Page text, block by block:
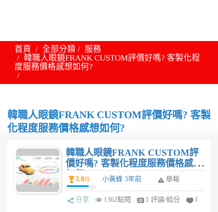
首頁 全部分類
服務
韓職人眼鏡FRANK CUSTOM評價好嗎? 客製化程
度服務價格感想如何?
韓職人眼鏡FRANK CUSTOM評價好嗎? 客製
化程度服務價格感想如何?
韓職人眼鏡FRANK CUSTOM評
價好嗎? 客製化程度服務價格感想
如何?
3.0分 小黃蜂 3年前 舉報
分享 1362點閱 1 評論/給分 1